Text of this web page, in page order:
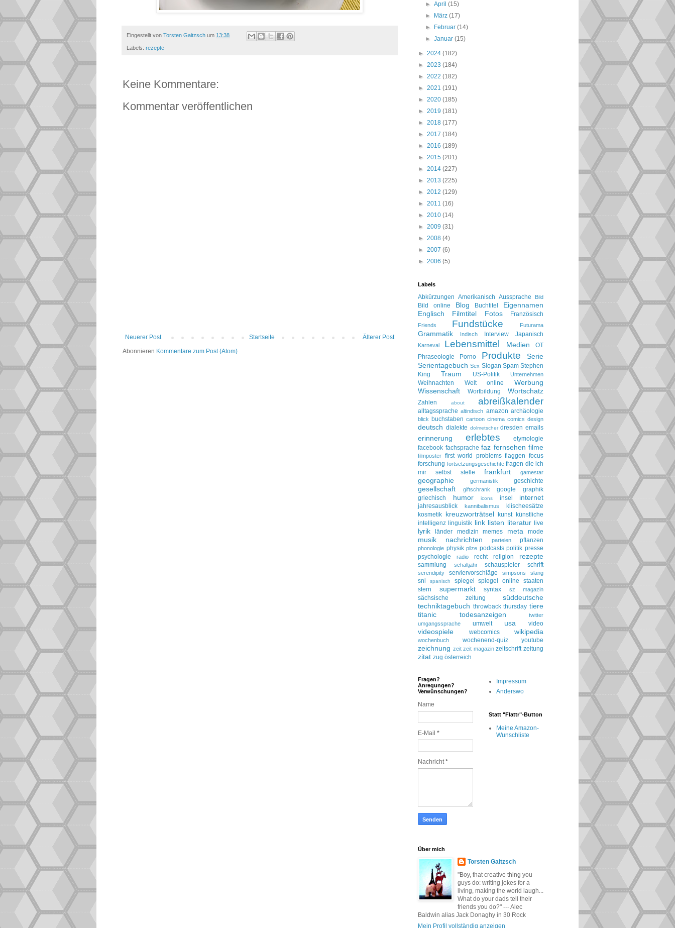
Eingestellt von Torsten Gaitzsch um 13:38
Labels: rezepte
Keine Kommentare:
Kommentar veröffentlichen
Neuerer Post Älterer Post
Startseite
Abonnieren Kommentare zum Post (Atom)
►April(15)
►
März(17)
►
Februar(14)
►Januar(15)
► 2024 (182)
► 2023 (184)
► 2022 (182)
► 2021 (191)
► 2020 (185)
► 2019 (181)
► 2018 (177)
► 2017 (184)
► 2016 (189)
► 2015 (201)
► 2014 (227)
► 2013 (225)
► 2012 (129)
► 2011 (16)
► 2010 (14)
► 2009 (31)
► 2008 (4)
► 2007 (6)
► 2006 (5)
Labels
Abkürzungen Amerikanisch Aussprache Bild
Bild online Blog Buchtitel
Eigennamen
Englisch
Filmtitel Fotos Französisch
Friends Fundstücke Futurama
Grammatik Indisch Interview Japanisch
Karneval Lebensmittel Medien
OT
Phraseologie
Porno Produkte
Serie
Serientagebuch Sex Slogan Spam Stephen
King
Traum US-Politik Unternehmen
Weihnachten Welt online
Werbung
Wissenschaft
Wortbildung Wortschatz
Zahlen about abreißkalender
alltagssprache altindisch amazon archäologie
blick buchstaben cartoon cinema comics design
deutsch dialekte dolmetscher dresden emails
erinnerung erlebtes
etymologie
facebook fachsprache faz fernsehen filme
filmposter first world problems flaggen focus
forschung fortsetzungsgeschichte fragen die ich
mir selbst stelle
frankfurt gamestar
geographie germanistik geschichte
gesellschaft giftschrank google
graphik
griechisch
humor icons insel internet
jahresausblick kannibalismus
klischeesätze
kosmetik kreuzworträtsel kunst
künstliche
intelligenz linguistik link listen literatur live
lyrik länder medizin memes meta mode
musik nachrichten parteien pflanzen
phonologie physik pilze podcasts politik presse
psychologie
radio recht religion rezepte
sammlung schaltjahr schauspieler schrift
serendipity serviervorschläge simpsons slang
snl spanisch spiegel spiegel online
staaten
stern
supermarkt syntax sz magazin
sächsische zeitung
süddeutsche
techniktagebuch throwback thursday tiere
titanic
todesanzeigen
twitter
umgangssprache
umwelt usa video
videospiele webcomics wikipedia
wochenbuch wochenend-quiz youtube
zeichnung zeit zeit magazin zeitschrift zeitung
zitat zug österreich
Fragen?
Anregungen?
Verwünschungen?
Name
E-Mail *
Nachricht*
Impressum
Anderswo
Statt "Flattr"-Button
Meine Amazon-
Wunschliste
Über mich
Torsten Gaitzsch
"Boy, that creative thing you
guys do: writing jokes for a
living, making the world laugh...
What do your dads tell their
friends you do?" --- Alec
Baldwin alias Jack Donaghy in 30 Rock
Mein Profil vollständig anzeigen